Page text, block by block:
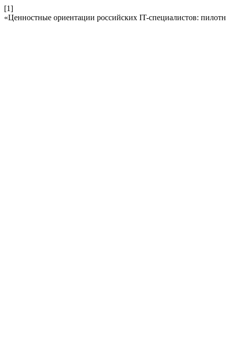
[1]
«Ценностные ориентации российских IT-специалистов: